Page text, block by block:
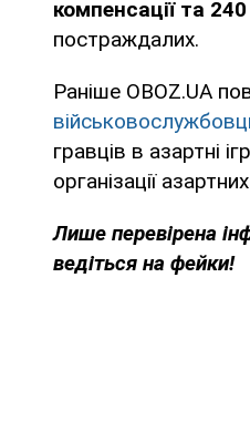
компенсації та
постраждалих.
Раніше OBOZ.UA
гравців в азартні
організації
Лише перевірена
ведіться на фейки!